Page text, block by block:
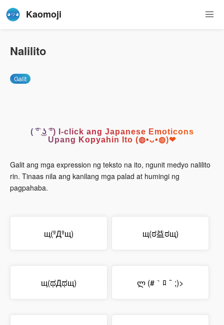
Kaomoji
Nalilito
Galit
( ͡° ͜ʖ ͡°) I-click ang Japanese Emoticons
Upang Kopyahin Ito (◍•ᴗ•◍)❤
Galit ang mga expression ng teksto na ito, ngunit medyo nalilito
rin. Tinaas nila ang kanilang mga palad at humingi ng
pagpahaba.
щ(ºДºщ) щ(ಠ益ಠщ)
щ(ಥДಥщ) ლ (#｀ﾛ＾;)>